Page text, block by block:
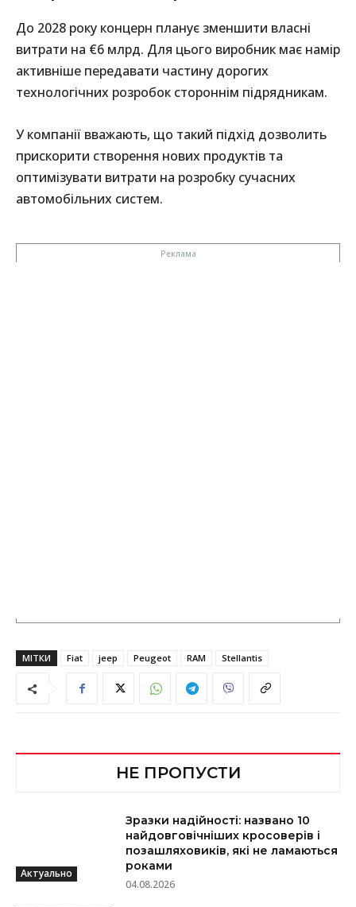
До 2028 року концерн планує зменшити власні
витрати на €6 млрд. Для цього виробник має намір
активніше передавати частину дорогих
технологічних розробок стороннім підрядникам.
У компанії вважають, що такий підхід дозволить
прискорити створення нових продуктів та
оптимізувати витрати на розробку сучасних
автомобільних систем.
МІТКИ Fiat jeep Peugeot RAM Stellantis
НЕ ПРОПУСТИ
Актуально
Зразки надійності: названо 10
найдовговічніших кросоверів і
позашляховиків, які не ламаються
роками
04.08.2026